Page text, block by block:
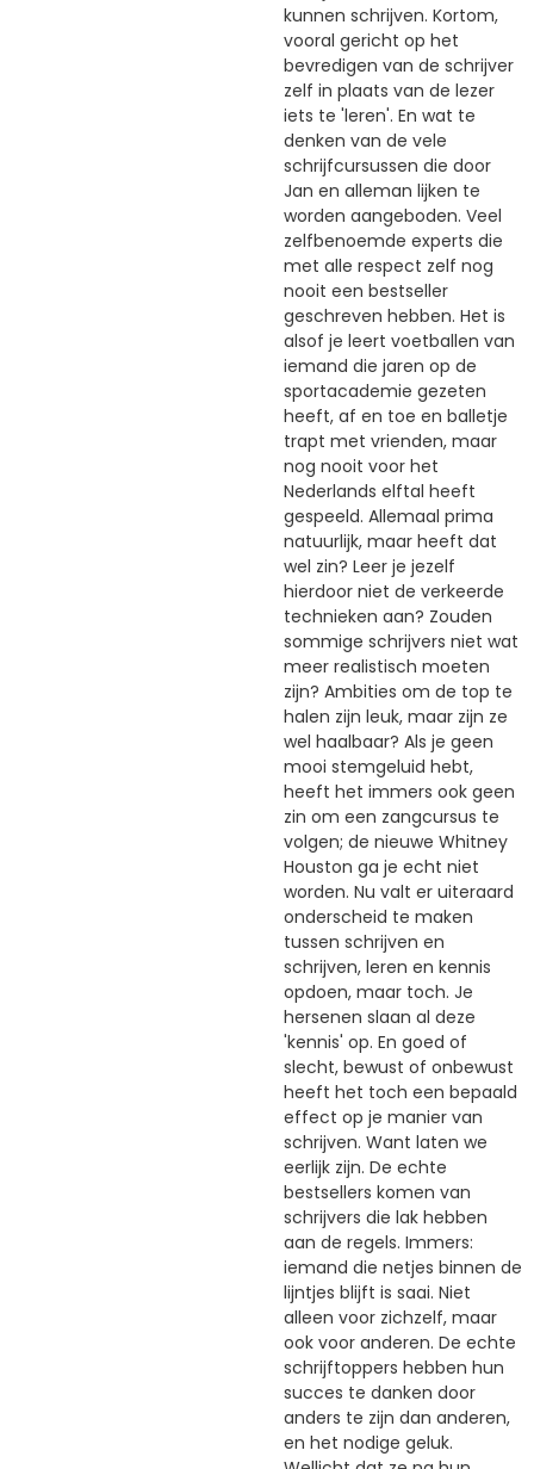
kunnen schrijven. Kortom,
vooral gericht op het
bevredigen van de schrijver
zelf in plaats van de lezer
iets te 'leren'. En wat te
denken van de vele
schrijfcursussen die door
Jan en alleman lijken te
worden aangeboden. Veel
zelfbenoemde experts die
met alle respect zelf nog
nooit een bestseller
geschreven hebben. Het is
alsof je leert voetballen van
iemand die jaren op de
sportacademie gezeten
heeft, af en toe en balletje
trapt met vrienden, maar
nog nooit voor het
Nederlands elftal heeft
gespeeld. Allemaal prima
natuurlijk, maar heeft dat
wel zin? Leer je jezelf
hierdoor niet de verkeerde
technieken aan? Zouden
sommige schrijvers niet wat
meer realistisch moeten
zijn? Ambities om de top te
halen zijn leuk, maar zijn ze
wel haalbaar? Als je geen
mooi stemgeluid hebt,
heeft het immers ook geen
zin om een zangcursus te
volgen; de nieuwe Whitney
Houston ga je echt niet
worden. Nu valt er uiteraard
onderscheid te maken
tussen schrijven en
schrijven, leren en kennis
opdoen, maar toch. Je
hersenen slaan al deze
'kennis' op. En goed of
slecht, bewust of onbewust
heeft het toch een bepaald
effect op je manier van
schrijven. Want laten we
eerlijk zijn. De echte
bestsellers komen van
schrijvers die lak hebben
aan de regels. Immers:
iemand die netjes binnen de
lijntjes blijft is saai. Niet
alleen voor zichzelf, maar
ook voor anderen. De echte
schrijftoppers hebben hun
succes te danken door
anders te zijn dan anderen,
en het nodige geluk.